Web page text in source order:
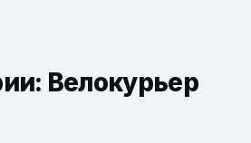
Велокурьер